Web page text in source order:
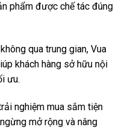
phẩm được chế tác đúng
qua trung gian, Vua
khách hàng sở hữu nội
ưu.
nghiệm mua sắm tiện
mở rộng và nâng